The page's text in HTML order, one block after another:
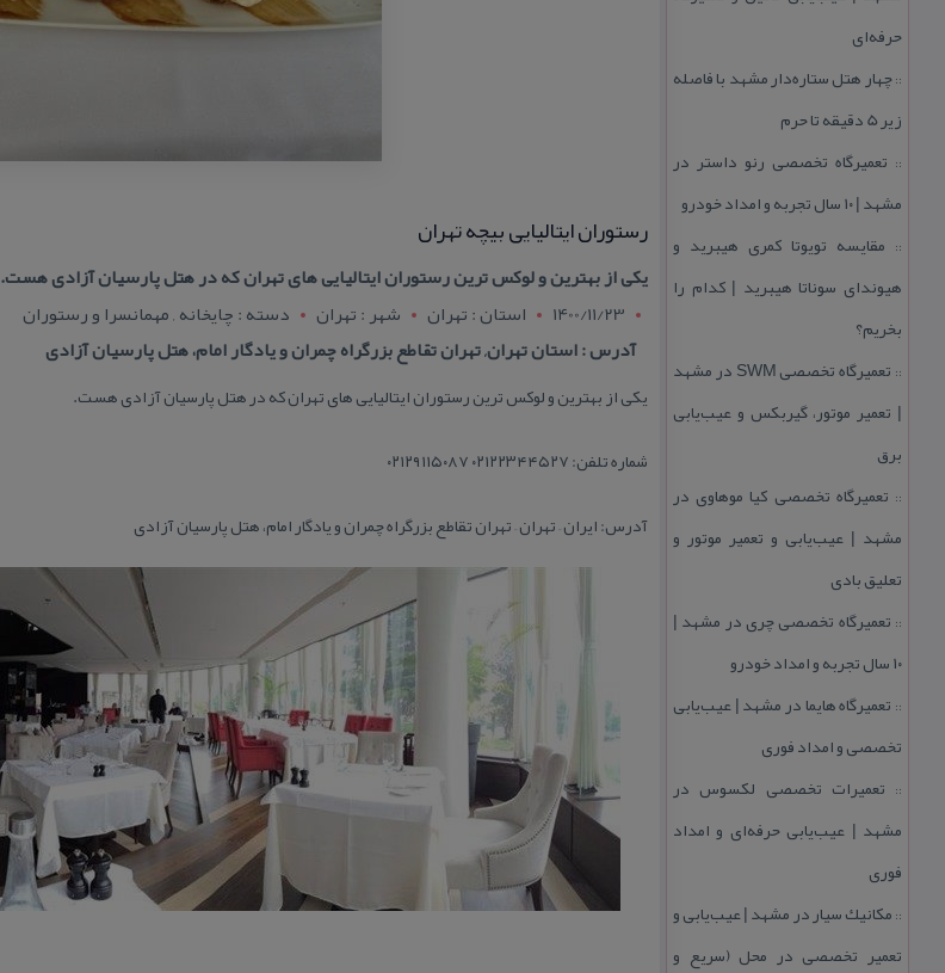
حرفه‌ای
::چهار هتل‌ ستاره‌دار مشهد با فاصله
زیر 5 دقیقه تا حرم
:: تعمیرگاه تخصصی رنو داستر در
مشهد | ۱۰ سال تجربه و امداد خودرو
:: مقایسه تویوتا كمری هیبرید و
هیوندای سوناتا هیبرید | كدام را
بخریم؟
::
تعمیرگاه تخصصی SWM در مشهد
| تعمیر موتور، گیربكس و عیب‌یابی
برق
:: تعمیرگاه تخصصی كیا موهاوی در
مشهد | عیب‌یابی و تعمیر موتور و
تعلیق بادی
:: تعمیرگاه تخصصی چری در مشهد |
۱۰ سال تجربه و امداد خودرو
:: تعمیرگاه هایما در مشهد | عیب‌یابی
تخصصی و امداد فوری
:: تعمیرات تخصصی لكسوس در
مشهد | عیب‌یابی حرفه‌ای و امداد
فوری
:: مكانیك سیار در مشهد | عیب‌یابی و
تعمیر تخصصی در محل (سریع و
رستوران ایتالیایی بیچه تهران
یكی از بهترین و لوكس ترین رستوران ایتالیایی های تهران كه در هتل پارسیان آزادی هست.
1400/11/23
استان : تهران شهر : تهران
دسته : چایخانه , مهمانسرا و رستوران
آدرس : استان تهران, تهران تقاطع بزرگراه چمران و یادگار امام، هتل پارسیان آزادی
یكی از بهترین و لوكس ترین رستوران ایتالیایی های تهران كه در هتل پارسیان آزادی هست.
شماره تلفن: ۰۲۱۲۲۳۴۴۵۲۷ ۰۲۱۲۹۱۱۵۰۸۷
آدرس: ایران – تهران – تهران تقاطع بزرگراه چمران و یادگار امام، هتل پارسیان آزادی